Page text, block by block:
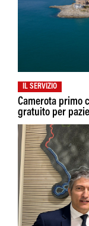
IL SERVIZIO
Camerota primo
gratuito per